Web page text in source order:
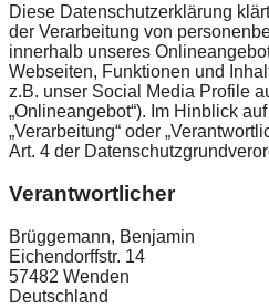
Diese Datenschutzerklärung
der Verarbeitung von
innerhalb unseres
Webseiten, Funktionen und
z.B. unser Social Media Profile
„Onlineangebot“). Im Hinblick
„Verarbeitung“ oder
Art. 4 der
Verantwortlicher
Brüggemann, Benjamin
Eichendorffstr. 14
57482 Wenden
Deutschland